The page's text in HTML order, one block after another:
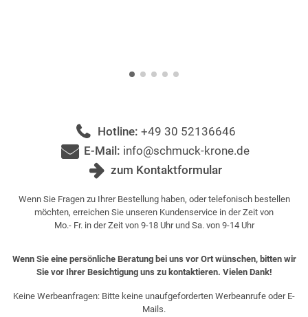
Hotline: +49 30 52136646
E-Mail: info@schmuck-krone.de
zum Kontaktformular
Wenn Sie Fragen zu Ihrer Bestellung haben, oder telefonisch bestellen
möchten, erreichen Sie unseren Kundenservice in der Zeit von
Mo.- Fr. in der Zeit von 9-18 Uhr und Sa. von 9-14 Uhr
Wenn Sie eine persönliche Beratung bei uns vor Ort wünschen, bitten wir
Sie vor Ihrer Besichtigung uns zu kontaktieren. Vielen Dank!
Keine Werbeanfragen: Bitte keine unaufgeforderten Werbeanrufe oder E-
Mails.